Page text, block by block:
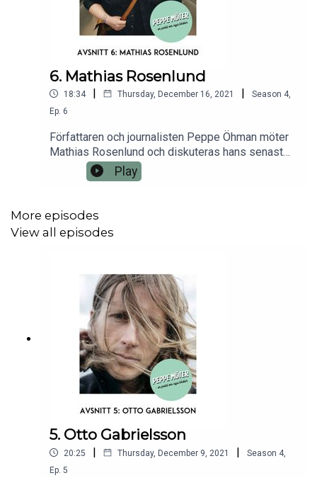
6. Mathias Rosenlund
18:34 | Thursday, December 16, 2021 | Season 4,
Ep. 6
Författaren och journalisten Peppe Öhman möter
Mathias Rosenlund och diskuteras hans senaste
bok Theo.
Play
More episodes
View all episodes
5. Otto Gabrielsson
20:25 | Thursday, December 9, 2021 | Season 4,
Ep. 5